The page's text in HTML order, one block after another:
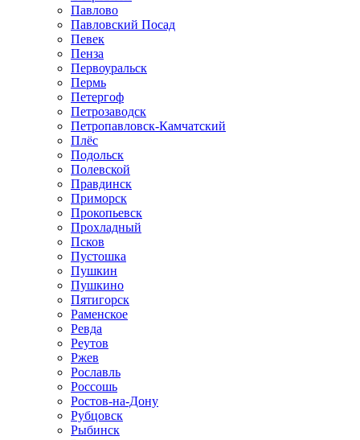
Павлово
Павловский Посад
Певек
Пенза
Первоуральск
Пермь
Петергоф
Петрозаводск
Петропавловск-Камчатский
Плёс
Подольск
Полевской
Правдинск
Приморск
Прокопьевск
Прохладный
Псков
Пустошка
Пушкин
Пушкино
Пятигорск
Раменское
Ревда
Реутов
Ржев
Рославль
Россошь
Ростов-на-Дону
Рубцовск
Рыбинск